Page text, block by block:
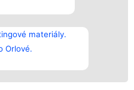
materiály.
Orlové.
všech
Kontakt